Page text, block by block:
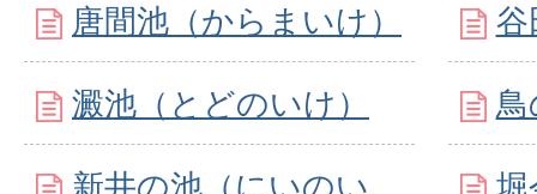
唐間池（からまいけ） 谷
澱池（とどのいけ） 鳥